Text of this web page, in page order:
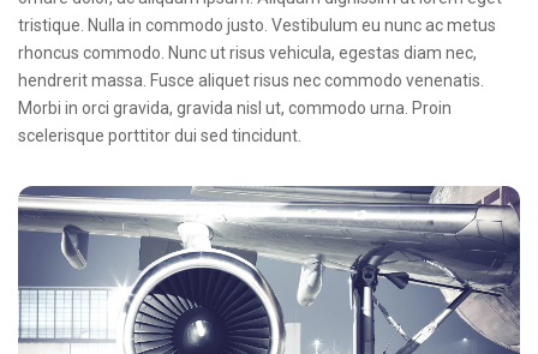
tristique. Nulla in commodo justo. Vestibulum eu nunc ac metus
rhoncus commodo. Nunc ut risus vehicula, egestas diam nec,
hendrerit massa. Fusce aliquet risus nec commodo venenatis.
Morbi in orci gravida, gravida nisl ut, commodo urna. Proin
scelerisque porttitor dui sed tincidunt.